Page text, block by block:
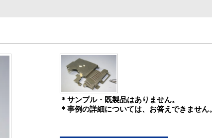
＊サンプル・既製品はありません。
＊事例の詳細については、お答えできません。